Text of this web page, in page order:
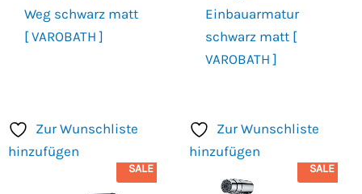
Weg schwarz matt
[ VAROBATH ]
Einbauarmatur
schwarz matt [
VAROBATH ]
Zur Wunschliste
hinzufügen
SALE
Zur Wunschliste
hinzufügen
SALE